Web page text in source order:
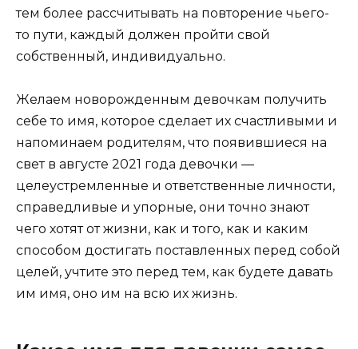
тем более рассчитывать на повторение чьего-
то пути, каждый должен пройти свой
собственный, индивидуально.
Желаем новорожденным девочкам получить
себе то имя, которое сделает их счастливыми и
напоминаем родителям, что появившиеся на
свет в августе 2021 года девочки —
целеустремленные и ответственные личности,
справедливые и упорные, они точно знают
чего хотят от жизни, как и того, как и каким
способом достигать поставленных перед собой
целей, учтите это перед тем, как будете давать
им имя, оно им на всю их жизнь.